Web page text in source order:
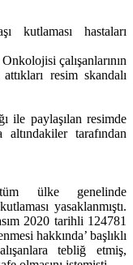
kutlaması hastaları
çalışanlarının
resim skandalı
ile paylaşılan resimde
tarafından
ülke genelinde
yasaklanmıştı.
2020 tarihli 124781
hakkında’ başlıklı
tebliğ etmiş,